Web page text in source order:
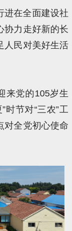
进在全面建设社
协力走好新的长
人民对美好生活
来党的105岁生
时节对“三农”工
对全党初心使命